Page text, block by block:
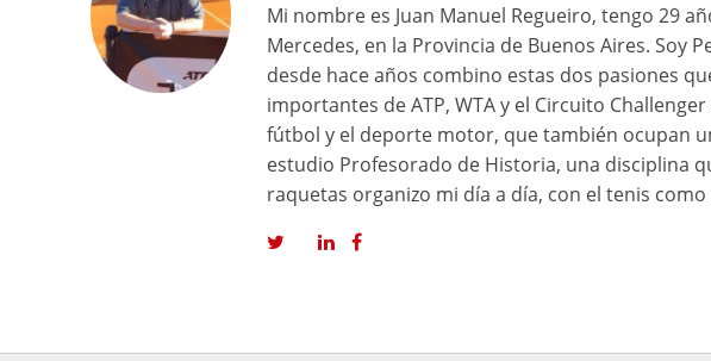
Mi nombre es Juan Manuel Regueiro, tengo 29
Mercedes, en la Provincia de Buenos Aires. Soy
desde hace años combino estas dos pasiones
importantes de ATP, WTA y el Circuito
fútbol y el deporte motor, que también ocupan
estudio Profesorado de Historia, una disciplina
raquetas organizo mi día a día, con el tenis